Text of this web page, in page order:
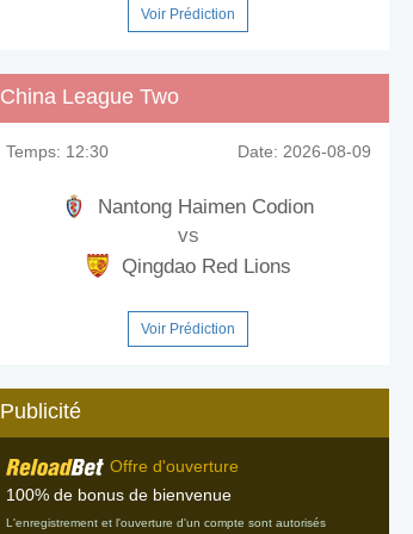
Voir Prédiction
China League Two
Temps: 12:30 Date: 2026-08-09
Nantong Haimen Codion
vs
Qingdao Red Lions
Voir Prédiction
Publicité
Offre d'ouverture
100% de bonus de bienvenue
L'enregistrement et l'ouverture d'un compte sont autorisés